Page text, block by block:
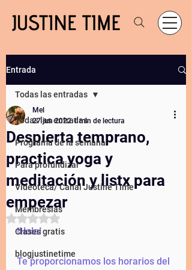
Entrada
Todas las entradas
Programa de la semana
Para profundizar
Videoteca/ Canal Justine Time
Membresías
Clases gratis
blogjustinetime
Todas las entradas
Despierta temprano,
practica yoga y
meditación y listx para
empezar
Mel
27 jun 2022 1 min de lectura
Obtuvo NaN de 5 estrellas.
!Hola!
Te proporcionamos los horarios del